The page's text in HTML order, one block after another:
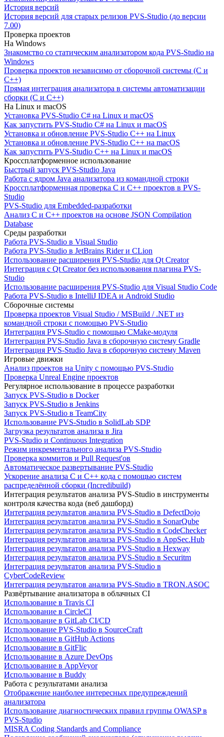
История версий
История версий для старых релизов PVS-Studio (до версии
7.00)
Проверка проектов
На Windows
Знакомство со статическим анализатором кода PVS-Studio на
Windows
Проверка проектов независимо от сборочной системы (C и
C++)
Прямая интеграция анализатора в системы автоматизации
сборки (C и C++)
На Linux и macOS
Установка PVS-Studio C# на Linux и macOS
Как запустить PVS-Studio C# на Linux и macOS
Установка и обновление PVS-Studio C++ на Linux
Установка и обновление PVS-Studio C++ на macOS
Как запустить PVS-Studio C++ на Linux и macOS
Кроссплатформенное использование
Быстрый запуск PVS-Studio Java
Работа с ядром Java анализатора из командной строки
Кроссплатформенная проверка C и C++ проектов в PVS-
Studio
PVS-Studio для Embedded-разработки
Анализ C и C++ проектов на основе JSON Compilation
Database
Среды разработки
Работа PVS-Studio в Visual Studio
Работа PVS-Studio в JetBrains Rider и CLion
Использование расширения PVS-Studio для Qt Creator
Интеграция с Qt Creator без использования плагина PVS-
Studio
Использование расширения PVS-Studio для Visual Studio Code
Работа PVS-Studio в IntelliJ IDEA и Android Studio
Сборочные системы
Проверка проектов Visual Studio / MSBuild / .NET из
командной строки с помощью PVS-Studio
Интеграция PVS-Studio с помощью CMake-модуля
Интеграция PVS-Studio Java в сборочную систему Gradle
Интеграция PVS-Studio Java в сборочную систему Maven
Игровые движки
Анализ проектов на Unity с помощью PVS-Studio
Проверка Unreal Engine проектов
Регулярное использование в процессе разработки
Запуск PVS-Studio в Docker
Запуск PVS-Studio в Jenkins
Запуск PVS-Studio в TeamCity
Использование PVS-Studio в SolidLab SDP
Загрузка результатов анализа в Jira
PVS-Studio и Continuous Integration
Режим инкрементального анализа PVS-Studio
Проверка коммитов и Pull Request'ов
Автоматическое развертывание PVS-Studio
Ускорение анализа C и C++ кода с помощью систем
распределённой сборки (Incredibuild)
Интеграция результатов анализа PVS-Studio в инструменты
контроля качества кода (веб дашборд)
Интеграция результатов анализа PVS-Studio в DefectDojo
Интеграция результатов анализа PVS-Studio в SonarQube
Интеграция результатов анализа PVS-Studio в CodeChecker
Интеграция результатов анализа PVS-Studio в AppSec.Hub
Интеграция результатов анализа PVS-Studio в Hexway
Интеграция результатов анализа PVS-Studio в Securitm
Интеграция результатов анализа PVS-Studio в
CyberCodeReview
Интеграция результатов анализа PVS-Studio в TRON.ASOC
Развёртывание анализатора в облачных CI
Использование в Travis CI
Использование в CircleCI
Использование в GitLab CI/CD
Использование PVS-Studio в SourceCraft
Использование в GitHub Actions
Использование в GitFlic
Использование в Azure DevOps
Использование в AppVeyor
Использование в Buddy
Работа с результатами анализа
Отображение наиболее интересных предупреждений
анализатора
Использование диагностических правил группы OWASP в
PVS-Studio
MISRA Coding Standards and Compliance